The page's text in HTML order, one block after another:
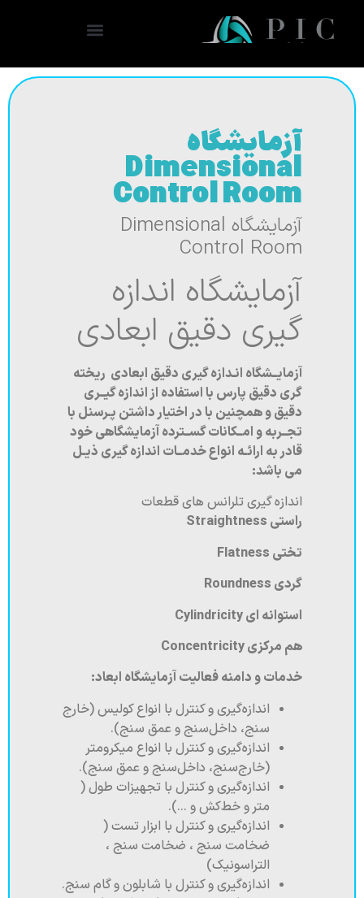
آزمایشگاه
Dimensional
Control Room
آزمایشگاه Dimensional
Control Room
آزمایشگاه اندازه
گیری دقیق ابعادی
آزمایــشگاه انـدازه گیری دقیق ابعادی ریخته
گری دقیق پارس با استفاده از اندازه گیــری
دقیق و همچنین با در اختیار داشتن پـرسنل با
تجــربه و امــکانات گســترده آزمایشگاهی خود
قادر به ارائـه انواع خدمــات اندازه گیری ذیـل
می باشد:
اندازه گیری تلرانس های قطعات
راستی Straightness
تختی Flatness
گردی Roundness
استوانه ای Cylindricity
هم مرکزی Concentricity
خدمات و دامنه فعالیت آزمایشگاه ابعاد:
اندازه‌گیری و کنترل با انواع کولیس (خارج­‌
سنج، داخل‌سنج و عمق سنج).
اندازه­‌گیری و کنترل با انواع میکرومتر
(خارج‌­سنج، داخل‌سنج و عمق سنج).
اندازه‌­گیری و کنترل با تجهیزات طول (
متر و خط‌­کش و …).
اندازه‌­گیری و کنترل با ابزار تست (
ضخامت سنج ، ضخامت ­سنج ،
التراسونیک)
اندازه‌­گیری و کنترل با شابلون و گام سنج.